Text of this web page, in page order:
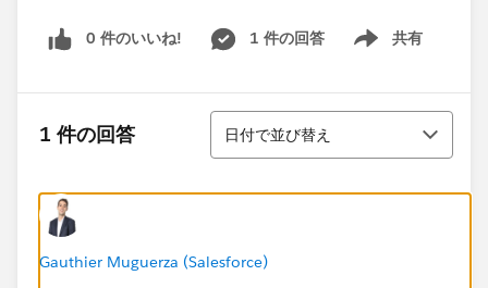
0 件のいいね! 1 件の回答 共有
Show menu
1 件の回答
並び替え
日付で並び替え
Gauthier Muguerza (Salesforce)